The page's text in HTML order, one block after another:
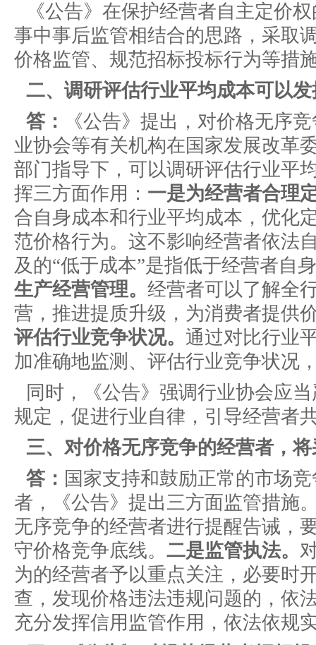
《公告》在保护经营者自主定价
事中事后监管相结合的思路，采取
价格监管、规范招标投标行为等措
二、调研评估行业平均成本可以
答：
《公告》提出，对价格无序
业协会等有关机构在国家发展改革
部门指导下，可以调研评估行业平
挥三方面作用： 一是为经营者合理
合自身成本和行业平均成本，优化
范价格行为。这不影响经营者依法
及的“低于成本”是指低于经营者自
生产经营管理。 经营者可以了解全
营，推进提质升级，为消费者提供
评估行业竞争状况。 通过对比行业
加准确地监测、评估行业竞争状况
同时，《公告》强调行业协会应
规定，促进行业自律，引导经营者
三、对价格无序竞争的经营者，
答： 国家支持和鼓励正常的市场
者，《公告》提出三方面监管措施
无序竞争的经营者进行提醒告诫，
守价格竞争底线。 二是监管执法。
为的经营者予以重点关注，必要时
查，发现价格违法违规问题的，依
充分发挥信用监管作用，依法依规